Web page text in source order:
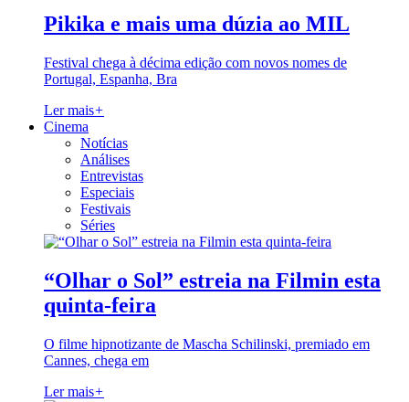
Pikika e mais uma dúzia ao MIL
Festival chega à décima edição com novos nomes de
Portugal, Espanha, Bra
Ler mais+
Cinema
Notícias
Análises
Entrevistas
Especiais
Festivais
Séries
“Olhar o Sol” estreia na Filmin esta
quinta-feira
O filme hipnotizante de Mascha Schilinski, premiado em
Cannes, chega em
Ler mais+